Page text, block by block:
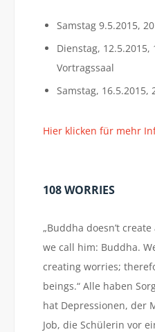
Samstag 9.5.2015,
Dienstag, 12.5.2015,
Vortragssaal
Samstag, 16.5.2015,
Hier klicken für mehr
108 WORRIES
„Buddha doesn’t
we call him: Buddha.
creating worries;
beings.“ Alle haben
hat Depressionen, der
Job, die Schülerin vor